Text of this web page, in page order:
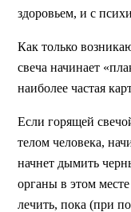
здоровьем, и с
Как только
свеча начинает
наиболее частая
Если горящей
телом человека,
начнет дымить
органы в этом
лечить, пока (при